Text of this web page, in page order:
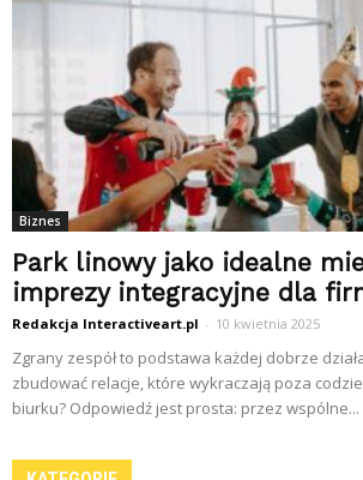
Biznes
Park linowy jako idealne
imprezy integracyjne dla
Redakcja Interactiveart.pl - 10 kwietnia 2025
Zgrany zespół to podstawa każdej dobrze
zbudować relacje, które wykraczają poza
biurku? Odpowiedź jest prosta: przez wspólne...